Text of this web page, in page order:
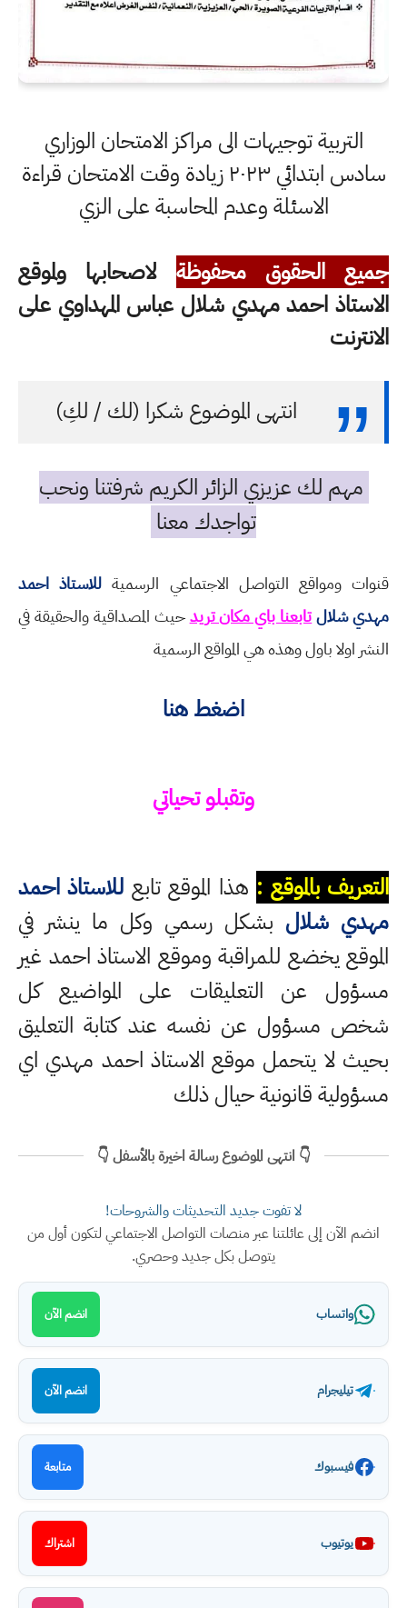
التربية توجيهات الى مراكز الامتحان الوزاري
سادس ابتدائي ٢٠٢٣ زيادة وقت الامتحان قراءة
الاسئلة وعدم المحاسبة على الزي
جميع الحقوق محفوظة لاصحابها ولموقع
الاستاذ احمد مهدي شلال عباس المهداوي على
الانترنت
انتهى الموضوع شكرا (لك / لكِ)
مهم لك عزيزي الزائر الكريم شرفتنا ونحب
تواجدك معنا
قنوات ومواقع التواصل الاجتماعي الرسمية للاستاذ احمد
مهدي شلالتابعنا باي مكان تريدحيث المصداقية والحقيقة في
النشر اولا باول وهذه هي المواقع الرسمية
اضغط هنا
وتقبلو تحياتي
التعريف بالموقع : هذا الموقع تابع للاستاذ احمد
مهدي شلال بشكل رسمي وكل ما ينشر في
الموقع يخضع للمراقبة وموقع الاستاذ احمد غير
مسؤول عن التعليقات على المواضيع كل
شخص مسؤول عن نفسه عند كتابة التعليق
بحيث لا يتحمل موقع الاستاذ احمد مهدي اي
مسؤولية قانونية حيال ذلك
👇 انتهى الموضوع رسالة اخيرة بالأسفل 👇
لا تفوت جديد التحديثات والشروحات!
انضم الآن إلى عائلتنا عبر منصات التواصل الاجتماعي لتكون أول من
يتوصل بكل جديد وحصري.
واتساب انضم الآن
تيليجرام انضم الآن
فيسبوك متابعة
يوتيوب اشتراك